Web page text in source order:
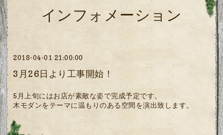
インフォメーション
2018-04-01 21:00:00
3月26日より工事開始！
5月上旬にはお店が素敵な姿で完成予定です。
木モダンをテーマに温もりのある空間を演出致します。